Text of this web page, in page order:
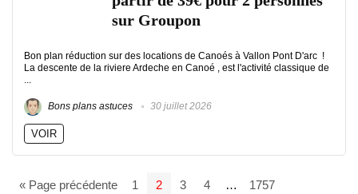
sur Groupon
Bon plan réduction sur des locations de Canoés à Vallon Pont D'arc !
La descente de la riviere Ardeche en Canoé , est l'activité classique de
...
Bons plans astuces 30 juillet 2026
VOIR
« Page précédente 1 2 3 4 … 1757